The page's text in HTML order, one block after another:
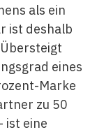
als ein
ist deshalb
eines
Marke
zu 50
ist eine